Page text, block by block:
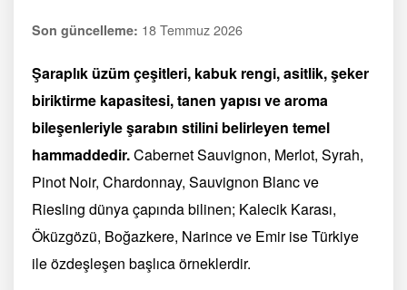
Son güncelleme: 18 Temmuz 2026
Şaraplık üzüm çeşitleri, kabuk rengi, asitlik, şeker
biriktirme kapasitesi, tanen yapısı ve aroma
bileşenleriyle şarabın stilini belirleyen temel
hammaddedir.Cabernet Sauvignon, Merlot, Syrah,
Pinot Noir, Chardonnay, Sauvignon Blanc ve
Riesling dünya çapında bilinen; Kalecik Karası,
Öküzgözü, Boğazkere, Narince ve Emir ise Türkiye
ile özdeşleşen başlıca örneklerdir.